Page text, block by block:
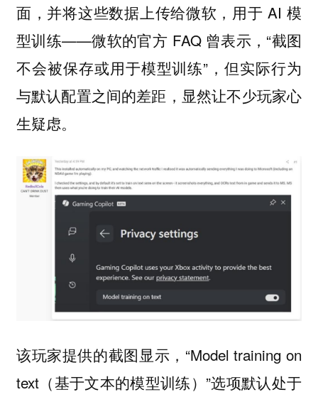
面，并将这些数据上传给微软，用于 AI 模
型训练——微软的官方 FAQ 曾表示，“截图
不会被保存或用于模型训练”，但实际行为
与默认配置之间的差距，显然让不少玩家心
生疑虑。
该玩家提供的截图显示，“Model training on
text（基于文本的模型训练）”选项默认处于